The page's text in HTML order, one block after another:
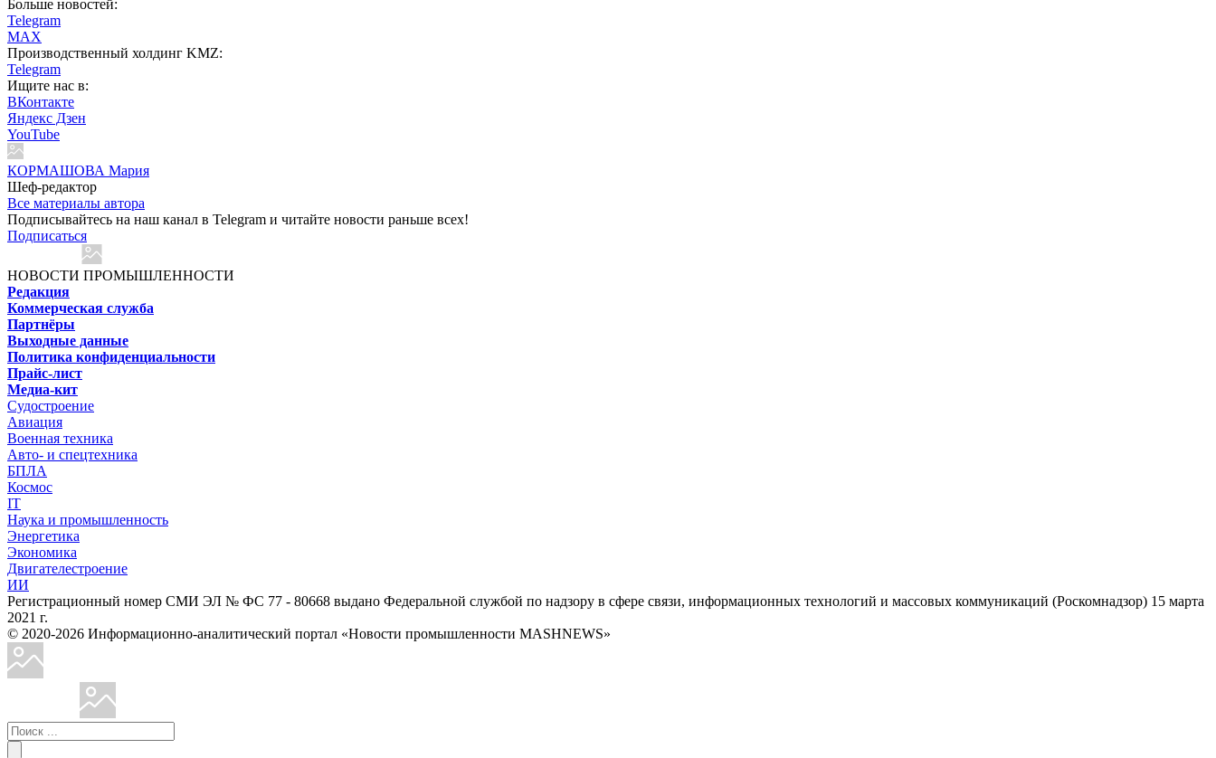
Больше новостей:
Telegram
MAX
Производственный холдинг KMZ:
Telegram
Ищите нас в:
ВКонтакте
Яндекс Дзен
YouTube
КОРМАШОВА Мария
Шеф-редактор
Все материалы автора
Подписывайтесь на наш канал в Telegram и читайте новости раньше всех!
Подписаться
НОВОСТИ ПРОМЫШЛЕННОСТИ
Редакция
Коммерческая служба
Партнёры
Выходные данные
Политика конфиденциальности
Прайс-лист
Медиа-кит
Судостроение
Авиация
Военная техника
Авто- и спецтехника
БПЛА
Космос
IT
Наука и промышленность
Энергетика
Экономика
Двигателестроение
ИИ
Регистрационный номер СМИ ЭЛ № ФС 77 - 80668 выдано Федеральной службой по надзору в сфере связи, информационных технологий и массовых коммуникаций (Роскомнадзор) 15 марта
2021 г.
© 2020-2026 Информационно-аналитический портал «Новости промышленности MASHNEWS»